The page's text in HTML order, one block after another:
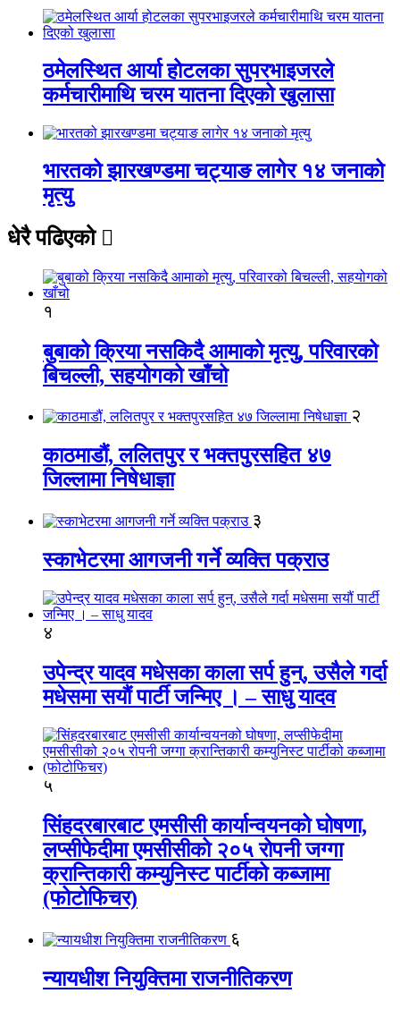
ठमेलस्थित आर्या होटलका सुपरभाइजरले
कर्मचारीमाथि चरम यातना दिएको खुलासा
भारतको झारखण्डमा चट्याङ लागेर १४ जनाको
मृत्यु
धेरै पढिएको
१
बुबाको क्रिया नसकिदै आमाको मृत्यु, परिवारको
बिचल्ली, सहयोगको खाँचो
२
काठमाडौं, ललितपुर र भक्तपुरसहित ४७
जिल्लामा निषेधाज्ञा
३
स्काभेटरमा आगजनी गर्ने व्यक्ति पक्राउ
४
उपेन्द्र यादव मधेसका काला सर्प हुन्, उसैले गर्दा
मधेसमा सयौं पार्टी जन्मिए । – साधु यादव
५
सिंहदरबारबाट एमसीसी कार्यान्वयनको घोषणा,
लप्सीफेदीमा एमसीसीको २०५ रोपनी जग्गा
क्रान्तिकारी कम्युनिस्ट पार्टीको कब्जामा
(फोटोफिचर)
६
न्यायधीश नियुक्तिमा राजनीतिकरण